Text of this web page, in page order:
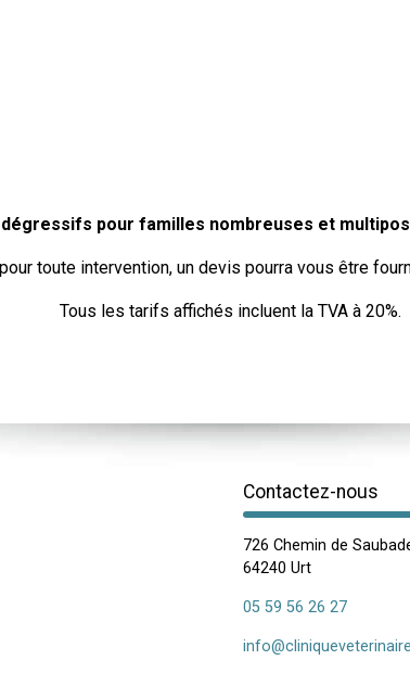
pour familles nombreuses et
toute intervention, un devis pourra vous être
Tous les tarifs affichés incluent la TVA à 20%.
Contactez-nous
726 Chemin de
64240 Urt
05 59 56 26 27